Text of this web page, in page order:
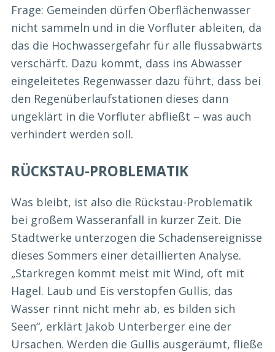
Frage: Gemeinden dürfen Oberflächenwasser
nicht sammeln und in die Vorfluter ableiten, da
das die Hochwassergefahr für alle flussabwärts
verschärft. Dazu kommt, dass ins Abwasser
eingeleitetes Regenwasser dazu führt, dass bei
den Regenüberlaufstationen dieses dann
ungeklärt in die Vorfluter abfließt – was auch
verhindert werden soll.
RÜCKSTAU-PROBLEMATIK
Was bleibt, ist also die Rückstau-Problematik
bei großem Wasseranfall in kurzer Zeit. Die
Stadtwerke unterzogen die Schadensereignisse
dieses Sommers einer detaillierten Analyse.
„Starkregen kommt meist mit Wind, oft mit
Hagel. Laub und Eis verstopfen Gullis, das
Wasser rinnt nicht mehr ab, es bilden sich
Seen“, erklärt Jakob Unterberger eine der
Ursachen. Werden die Gullis ausgeräumt, fließe